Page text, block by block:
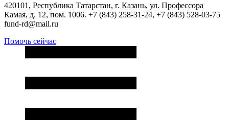
420101, Республика Татарстан, г. Казань, ул. Профессора
Камая, д. 12, пом. 1006. +7 (843) 258-31-24, +7 (843) 528-03-75
fund-rd@mail.ru
Помочь сейчас